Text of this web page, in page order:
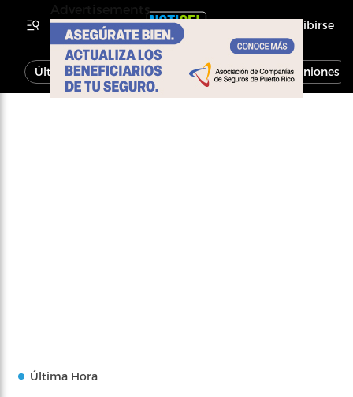
Inscribirse
Última Hora Noticias Economía Opiniones
Última Hora
Advertisements